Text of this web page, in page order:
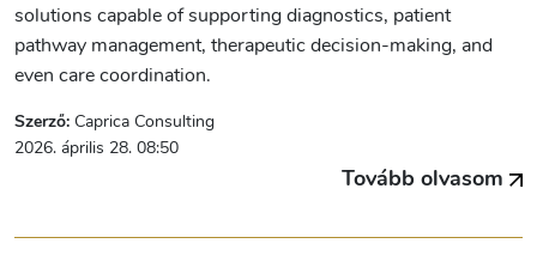
solutions capable of supporting diagnostics, patient
pathway management, therapeutic decision-making, and
even care coordination.
Szerző: Caprica Consulting
2026. április 28. 08:50
Tovább olvasom